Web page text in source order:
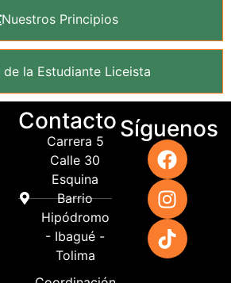
Nuestros Principios
de la Estudiante Liceista
Contacto
Carrera 5
Calle 30
Esquina
Barrio
Hipódromo
- Ibagué -
Tolima
Síguenos